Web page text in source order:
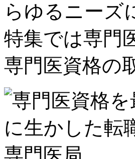
らゆるニーズ
特集では専門
専門医資格の